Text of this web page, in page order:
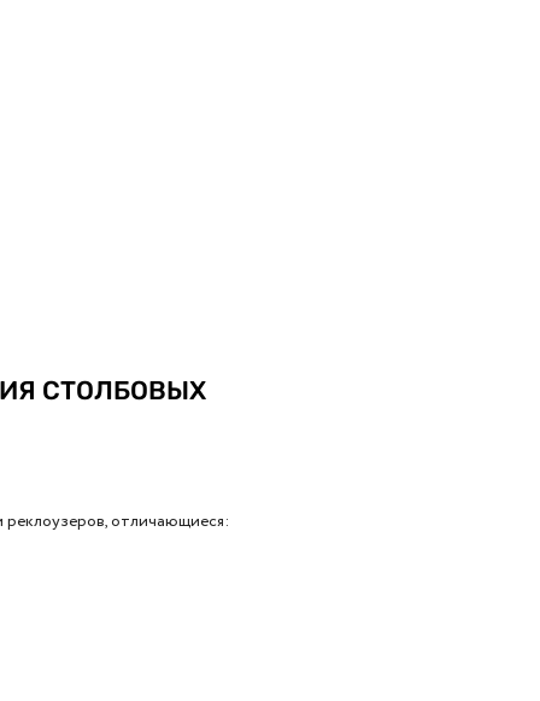
СТОЛБОВЫХ
отличающиеся: